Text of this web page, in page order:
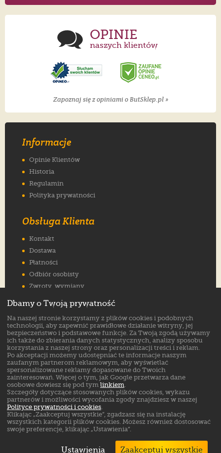
OPINIE
naszych klientów
Zapoznaj się z opiniami o ButSklep.pl »
Informacje
Opinie Klientów
Historia
Regulamin
Polityka prywatności
Obsługa Klienta
Kontakt
Dostawa
Płatności
Odbiór osobisty
Zwroty, wymiany
Jak wybrać rozmiar
FAQ
Znajdź nas na:
Markowe buty sklep online. ©ButSklep.pl 2026
Dbamy o Twoją prywatność
Na naszej stronie korzystamy z plików cookies i podobnych
technologii, aby zapewnić prawidłowe działanie witryny, jej
bezpieczeństwo i podstawowe funkcje. Za Twoją zgodą używamy
ich także do zbierania danych statystycznych, analizy sposobu
korzystania z naszej strony oraz personalizacji treści i reklam.
Po akceptacji możemy udostępniać te informacje naszym
zaufanym partnerom reklamowym, aby wyświetlać
spersonalizowane reklamy dopasowane do Twoich
zainteresowań. Więcej o tym, jak Google przetwarza dane
osobowe dowiesz się pod tym linkiem.
Szczegóły dotyczące stosowanych plików cookies, wykazu
partnerów i możliwości wycofania zgody znajdziesz w naszej
Polityce prywatności i cookies.
Klikając „Zaakceptuj wszystkie”, zgadzasz się na instalację
wszystkich kategorii plików cookies. Możesz również dostosować
swoje preferencje, klikając „Ustawienia”.
Ustawienia Zaakceptuj wszystkie